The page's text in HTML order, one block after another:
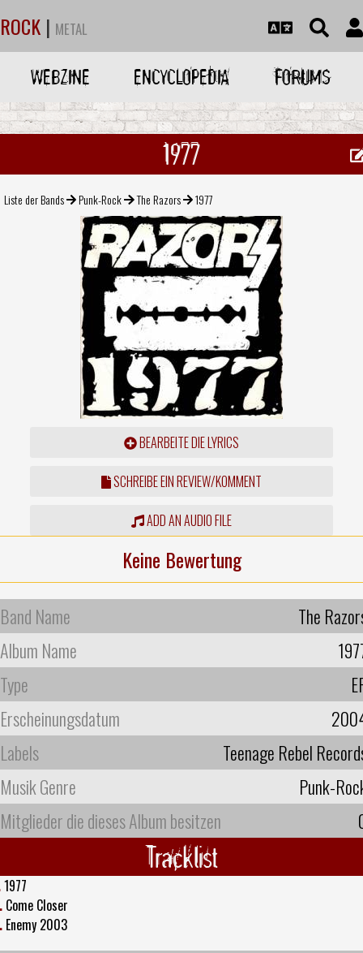
ROCK | METAL
WEBZINE ENCYCLOPEDIA FORUMS
1977
Liste der Bands Punk-Rock The Razors 1977
BEARBEITE DIE LYRICS
SCHREIBE EIN REVIEW/KOMMENT
ADD AN AUDIO FILE
Keine Bewertung
Band Name
The
Album Name
Type
Erscheinungsdatum
Labels
Teenage Rebel
Musik Genre
Punk-
Mitglieder die dieses Album besitzen
Tracklist
1977
Come Closer
Enemy 2003